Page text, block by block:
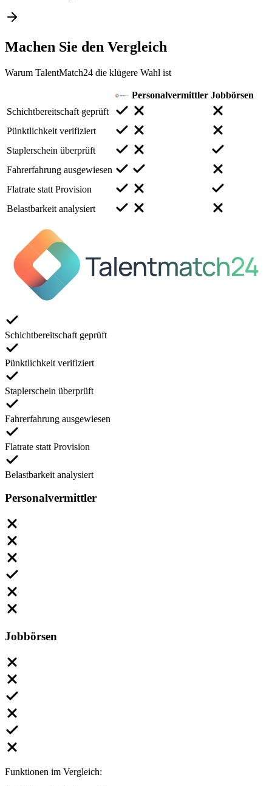
Machen Sie den Vergleich
Warum TalentMatch24 die klügere Wahl ist
Personalvermittler Jobbörsen
Schichtbereitschaft geprüft
Pünktlichkeit verifiziert
Staplerschein überprüft
Fahrerfahrung ausgewiesen
Flatrate statt Provision
Belastbarkeit analysiert
Schichtbereitschaft geprüft
Pünktlichkeit verifiziert
Staplerschein überprüft
Fahrerfahrung ausgewiesen
Flatrate statt Provision
Belastbarkeit analysiert
Personalvermittler
Jobbörsen
Funktionen im Vergleich: